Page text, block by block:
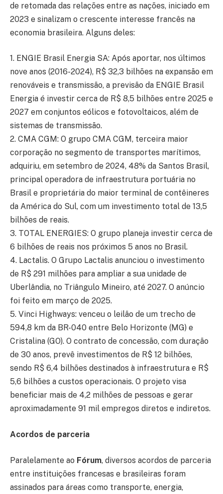
de retomada das relações entre as nações, iniciado em
2023 e sinalizam o crescente interesse francês na
economia brasileira. Alguns deles:
1. ENGIE Brasil Energia SA: Após aportar, nos últimos
nove anos (2016-2024), R$ 32,3 bilhões na expansão em
renováveis e transmissão, a previsão da ENGIE Brasil
Energia é investir cerca de R$ 8,5 bilhões entre 2025 e
2027 em conjuntos eólicos e fotovoltaicos, além de
sistemas de transmissão.
2. CMA CGM: O grupo CMA CGM, terceira maior
corporação no segmento de transportes marítimos,
adquiriu, em setembro de 2024, 48% da Santos Brasil,
principal operadora de infraestrutura portuária no
Brasil e proprietária do maior terminal de contêineres
da América do Sul, com um investimento total de 13,5
bilhões de reais.
3. TOTAL ENERGIES: O grupo planeja investir cerca de
6 bilhões de reais nos próximos 5 anos no Brasil.
4. Lactalis. O Grupo Lactalis anunciou o investimento
de R$ 291 milhões para ampliar a sua unidade de
Uberlândia, no Triângulo Mineiro, até 2027. O anúncio
foi feito em março de 2025.
5. Vinci Highways: venceu o leilão de um trecho de
594,8 km da BR-040 entre Belo Horizonte (MG) e
Cristalina (GO). O contrato de concessão, com duração
de 30 anos, prevê investimentos de R$ 12 bilhões,
sendo R$ 6,4 bilhões destinados à infraestrutura e R$
5,6 bilhões a custos operacionais. O projeto visa
beneficiar mais de 4,2 milhões de pessoas e gerar
aproximadamente 91 mil empregos diretos e indiretos.
Acordos de parceria
Paralelamente ao Fórum, diversos acordos de parceria
entre instituições francesas e brasileiras foram
assinados para áreas como transporte, energia,